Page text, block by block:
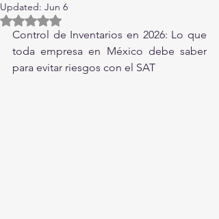
Updated: Jun 6
Rated NaN out of 5 stars.
Control de Inventarios en 2026: Lo que
toda empresa en México debe saber
para evitar riesgos con el SAT